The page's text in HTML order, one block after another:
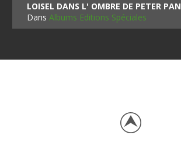
LOISEL DANS L' OMBRE DE PETER PAN
DansAlbums Editions Spéciales